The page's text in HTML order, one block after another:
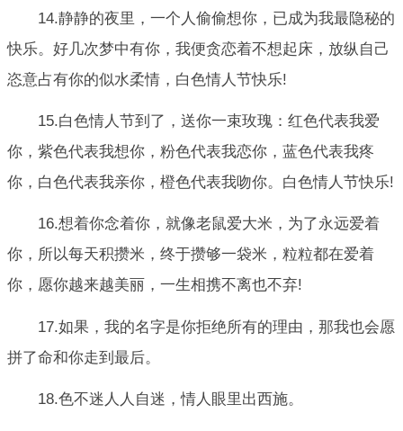
14.静静的夜里，一个人偷偷想你，已成为我最隐秘的
快乐。好几次梦中有你，我便贪恋着不想起床，放纵自己
恣意占有你的似水柔情，白色情人节快乐!
15.白色情人节到了，送你一束玫瑰：红色代表我爱
你，紫色代表我想你，粉色代表我恋你，蓝色代表我疼
你，白色代表我亲你，橙色代表我吻你。白色情人节快乐!
16.想着你念着你，就像老鼠爱大米，为了永远爱着
你，所以每天积攒米，终于攒够一袋米，粒粒都在爱着
你，愿你越来越美丽，一生相携不离也不弃!
17.如果，我的名字是你拒绝所有的理由，那我也会愿
拼了命和你走到最后。
18.色不迷人人自迷，情人眼里出西施。